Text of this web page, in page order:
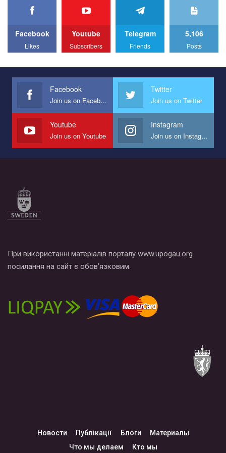
Facebook
Likes
Youtube
Subscribers
Telegram
Friends
5,106
Posts
Facebook
Join us on Facebook
Twitter
Join us on Twitter
Youtube
Join us on Youtube
Instagram
Join us on Instagram
При використанні матеріалів порталу www.upogau.org
посилання на сайт є обов’язковим.
Новости Публікації Блоги
Материалы
Что мы делаем
Кто мы